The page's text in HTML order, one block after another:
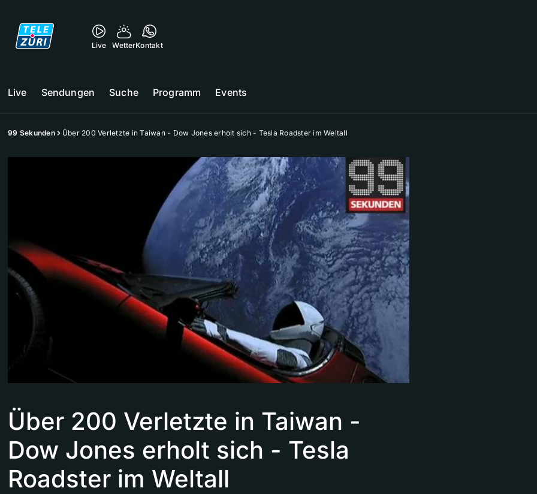
Live WetterKontakt
Live Sendungen Suche Programm Events
99 Sekunden Über 200 Verletzte in Taiwan - Dow Jones erholt sich - Tesla Roadster im Weltall
Über 200 Verletzte in Taiwan -
Dow Jones erholt sich - Tesla
Roadster im Weltall